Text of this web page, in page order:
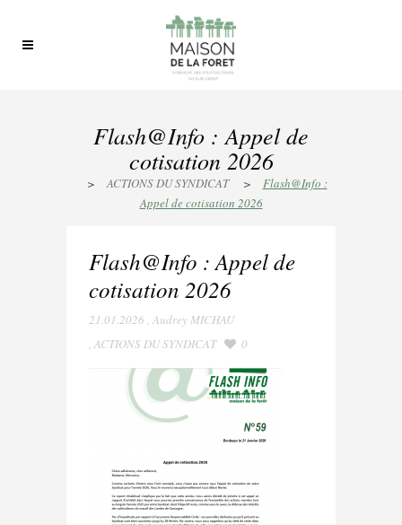
Flash@Info : Appel de
cotisation 2026
> ACTIONS DU SYNDICAT >
Flash@Info :
Appel de cotisation 2026
Flash@Info : Appel de
cotisation 2026
21.01.2026 , Audrey MICHAU
, ACTIONS DU SYNDICAT 0